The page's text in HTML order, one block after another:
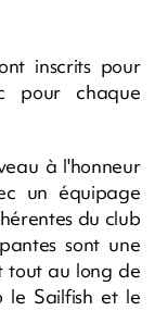
inscrits pour
pour chaque
à l'honneur
un équipage
du club
sont une
tout au long de
le Sailfish et le